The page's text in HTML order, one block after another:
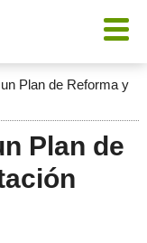
Plan de Reforma y
Plan de